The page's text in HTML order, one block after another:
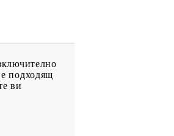
подходящ
ви